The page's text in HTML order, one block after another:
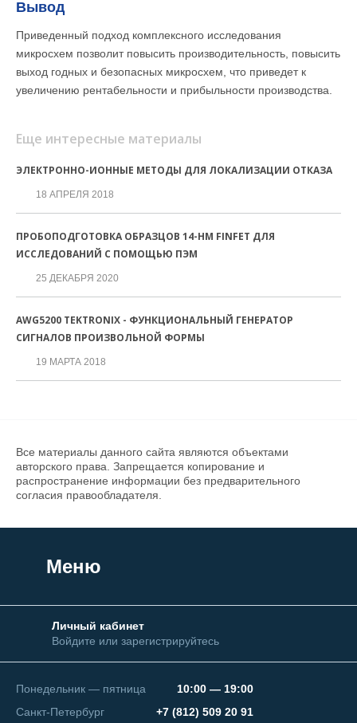
Вывод
Приведенный подход комплексного исследования
микросхем позволит повысить производительность, повысить
выход годных и безопасных микросхем, что приведет к
увеличению рентабельности и прибыльности производства.
Еще интересные материалы
ЭЛЕКТРОННО-ИОННЫЕ МЕТОДЫ ДЛЯ ЛОКАЛИЗАЦИИ ОТКАЗА
18 АПРЕЛЯ 2018
ПРОБОПОДГОТОВКА ОБРАЗЦОВ 14-НМ FINFET ДЛЯ
ИССЛЕДОВАНИЙ С ПОМОЩЬЮ ПЭМ
25 ДЕКАБРЯ 2020
AWG5200 TEKTRONIX - ФУНКЦИОНАЛЬНЫЙ ГЕНЕРАТОР
СИГНАЛОВ ПРОИЗВОЛЬНОЙ ФОРМЫ
19 МАРТА 2018
Все материалы данного сайта являются объектами
авторского права. Запрещается копирование и
распространение информации без предварительного
согласия правообладателя.
Меню
Личный кабинет
Войдите или зарегистрируйтесь
Понедельник — пятница
10:00 — 19:00
Санкт-Петербург
+7 (812) 509 20 91